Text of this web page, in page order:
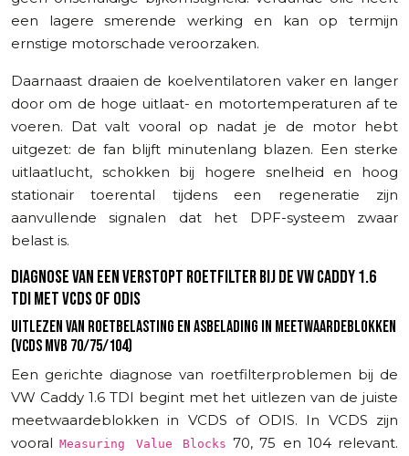
een lagere smerende werking en kan op termijn
ernstige motorschade veroorzaken.
Daarnaast draaien de koelventilatoren vaker en langer
door om de hoge uitlaat- en motortemperaturen af te
voeren. Dat valt vooral op nadat je de motor hebt
uitgezet: de fan blijft minutenlang blazen. Een sterke
uitlaatlucht, schokken bij hogere snelheid en hoog
stationair toerental tijdens een regeneratie zijn
aanvullende signalen dat het DPF-systeem zwaar
belast is.
DIAGNOSE VAN EEN VERSTOPT ROETFILTER BIJ DE VW CADDY 1.6
TDI MET VCDS OF ODIS
UITLEZEN VAN ROETBELASTING EN ASBELADING IN MEETWAARDEBLOKKEN
(VCDS MVB 70/75/104)
Een gerichte diagnose van roetfilterproblemen bij de
VW Caddy 1.6 TDI begint met het uitlezen van de juiste
meetwaardeblokken in VCDS of ODIS. In VCDS zijn
vooralMeasuring Value Blocks 70, 75 en 104 relevant.